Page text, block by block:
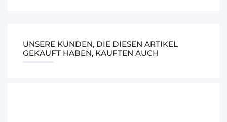
UNSERE KUNDEN, DIE DIESEN ARTIKEL
GEKAUFT HABEN, KAUFTEN AUCH